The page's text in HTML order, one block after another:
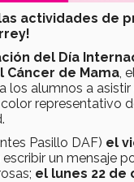
actividades de
del Día
Cáncer de Mama,
los alumnos a
representativo
Pasillo DAF) el
un mensaje
el lunes 22 de